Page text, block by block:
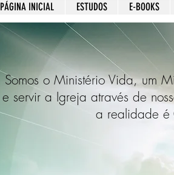
PÁGINA INICIAL ESTUDOS E-BOOKS
Somos o Ministério Vida, um
e servir a Igreja através de
a realidade é